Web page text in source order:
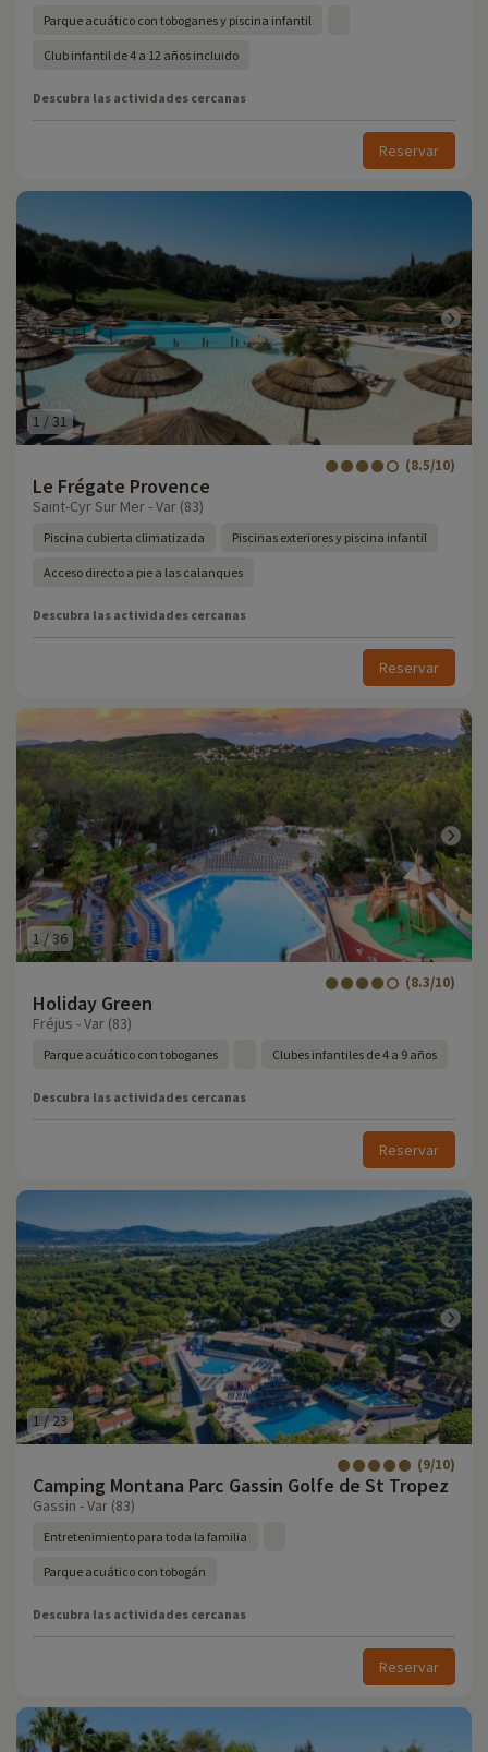
Parque acuático con toboganes y piscina infantil
Club infantil de 4 a 12 años incluido
Descubra las actividades cercanas
Reservar
1 /31
Le Frégate Provence
(8.5/10)
Saint-Cyr Sur Mer - Var (83)
Piscina cubierta climatizada Piscinas exteriores y piscina infantil
Acceso directo a pie a las calanques
Descubra las actividades cercanas
Reservar
1 /36
Holiday Green
(8.3/10)
Fréjus - Var (83)
Parque acuático con toboganes Clubes infantiles de 4 a 9 años
Descubra las actividades cercanas
Reservar
1 /23
Camping Montana Parc Gassin Golfe de St Tropez
(9/10)
Gassin - Var (83)
Entretenimiento para toda la familia
Parque acuático con tobogán
Descubra las actividades cercanas
Reservar